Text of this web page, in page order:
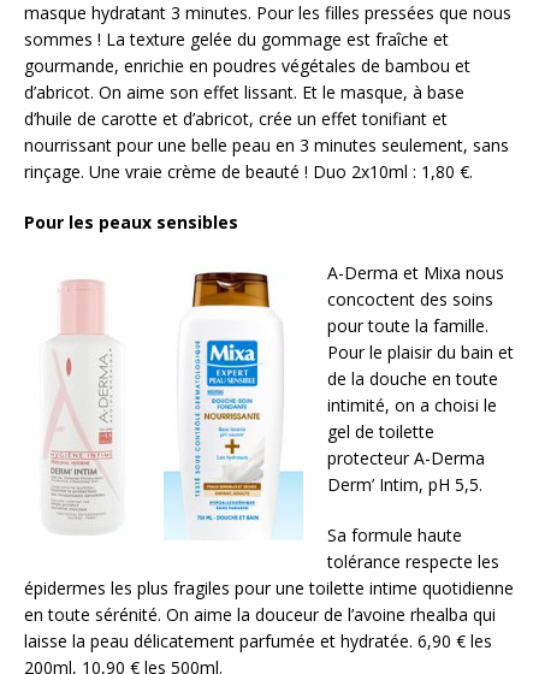
masque hydratant 3 minutes. Pour les filles pressées que nous
sommes ! La texture gelée du gommage est fraîche et
gourmande, enrichie en poudres végétales de bambou et
d’abricot. On aime son effet lissant. Et le masque, à base
d’huile de carotte et d’abricot, crée un effet tonifiant et
nourrissant pour une belle peau en 3 minutes seulement, sans
rinçage. Une vraie crème de beauté ! Duo 2x10ml : 1,80 €.
Pour les peaux sensibles
A-Derma et Mixa nous
concoctent des soins
pour toute la famille.
Pour le plaisir du bain et
de la douche en toute
intimité, on a choisi le
gel de toilette
protecteur A-Derma
Derm’ Intim, pH 5,5.
Sa formule haute
tolérance respecte les
épidermes les plus fragiles pour une toilette intime quotidienne
en toute sérénité. On aime la douceur de l’avoine rhealba qui
laisse la peau délicatement parfumée et hydratée. 6,90 € les
200ml, 10,90 € les 500ml.